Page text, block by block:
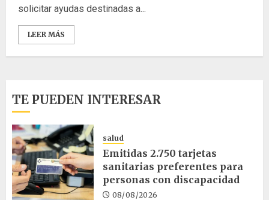
solicitar ayudas destinadas a...
LEER MÁS
TE PUEDEN INTERESAR
salud
Emitidas 2.750 tarjetas
sanitarias preferentes para
personas con discapacidad
08/08/2026